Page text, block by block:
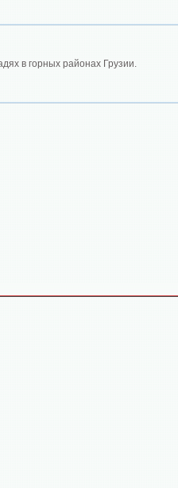
в горных районах Грузии.